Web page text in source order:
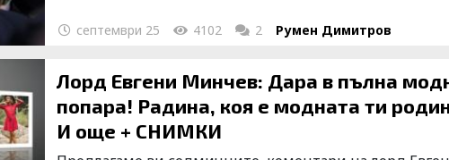
септември 25 4102 2 Румен Димитров
Лорд Евгени Минчев: Дара в пълна модна
попара! Радина, коя е модната ти родина?
И още + СНИМКИ